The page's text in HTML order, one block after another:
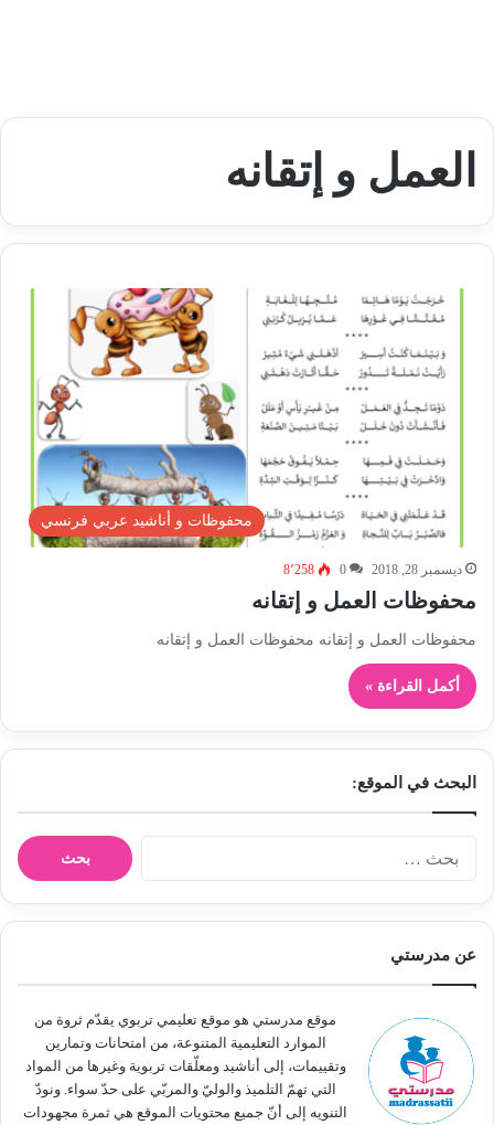
العمل و إتقانه
محفوظات و أناشيد عربي فرنسي
ديسمبر 28, 2018 0 8٬258
محفوظات العمل و إتقانه
محفوظات العمل و إتقانه محفوظات العمل و إتقانه
أكمل القراءة »
البحث في الموقع:
ن
عن مدرستي
موقع مدرستي هو موقع تعليمي تربوي يقدّم ثروة من
الموارد التعليمية المتنوعة، من امتحانات وتمارين
وتقييمات، إلى أناشيد ومعلّقات تربوية وغيرها من المواد
التي تهمّ التلميذ والوليّ والمربّي على حدّ سواء. ونودّ
التنويه إلى أنّ جميع محتويات الموقع هي ثمرة مجهودات